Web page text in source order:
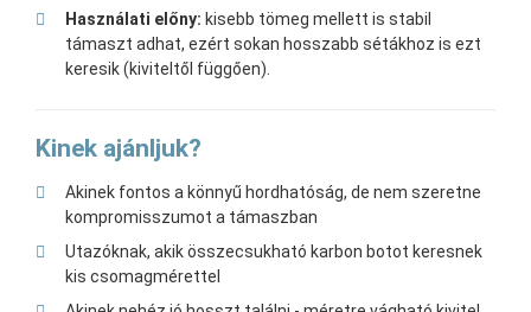
Használati előny: kisebb tömeg mellett is stabil
támaszt adhat, ezért sokan hosszabb sétákhoz is ezt
keresik (kiviteltől függően).
Kinek ajánljuk?
Akinek fontos a könnyű hordhatóság, de nem szeretne
kompromisszumot a támaszban
Utazóknak, akik összecsukható karbon botot keresnek
kis csomagmérettel